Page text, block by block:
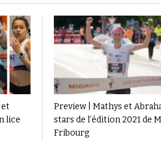
et
lice
Preview | Mathys et
stars de l’édition 2021 de
Fribourg